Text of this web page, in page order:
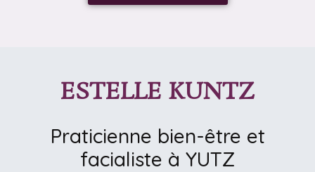
ESTELLE KUNTZ
Praticienne bien-être et
facialiste à YUTZ